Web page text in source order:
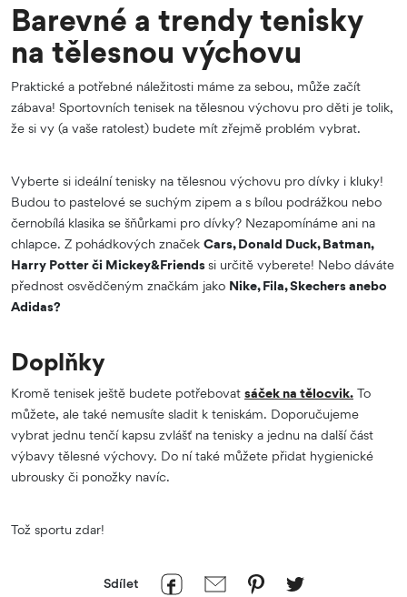
Barevné a trendy tenisky
na tělesnou výchovu
Praktické a potřebné náležitosti máme za sebou, může začít
zábava! Sportovních tenisek na tělesnou výchovu pro děti je tolik,
že si vy (a vaše ratolest) budete mít zřejmě problém vybrat.
Vyberte si ideální tenisky na tělesnou výchovu pro dívky i kluky!
Budou to pastelové se suchým zipem a s bílou podrážkou nebo
černobílá klasika se šňůrkami pro dívky? Nezapomínáme ani na
chlapce. Z pohádkových značek Cars, Donald Duck, Batman,
Harry Potter či Mickey&Friendssi určitě vyberete! Nebo dáváte
přednost osvědčeným značkám jako Nike, Fila, Skechers anebo
Adidas?
Doplňky
Kromě tenisek ještě budete potřebovat sáček na tělocvik. To
můžete, ale také nemusíte sladit k teniskám. Doporučujeme
vybrat jednu tenčí kapsu zvlášť na tenisky a jednu na další část
výbavy tělesné výchovy. Do ní také můžete přidat hygienické
ubrousky či ponožky navíc.
Tož sportu zdar!
Sdílet